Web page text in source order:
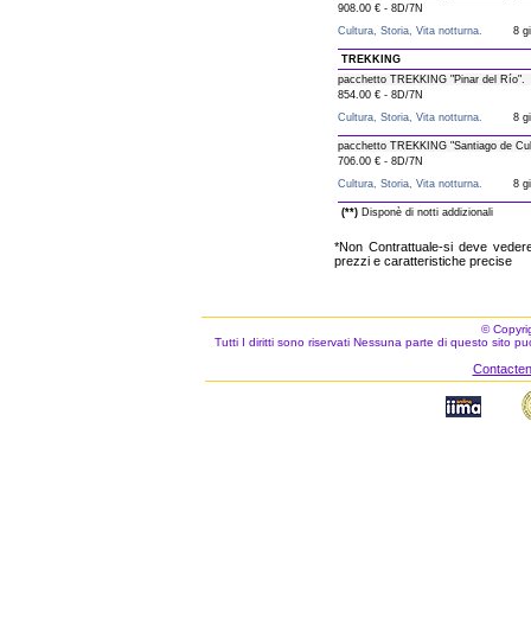
908.00 € - 8D/7N
Cultura, Storia, Vita notturna.
8
TREKKING
pacchetto TREKKING "Pinar del Río".
854.00 € - 8D/7N
Cultura, Storia, Vita notturna.
8
pacchetto TREKKING "Santiago de
706.00 € - 8D/7N
Cultura, Storia, Vita notturna.
8
(**) Disponè di notti addizionali
*Non Contrattuale-si deve
prezzi e caratteristiche precise
©
Tutti I diritti sono riservati Nessuna parte di questo sito